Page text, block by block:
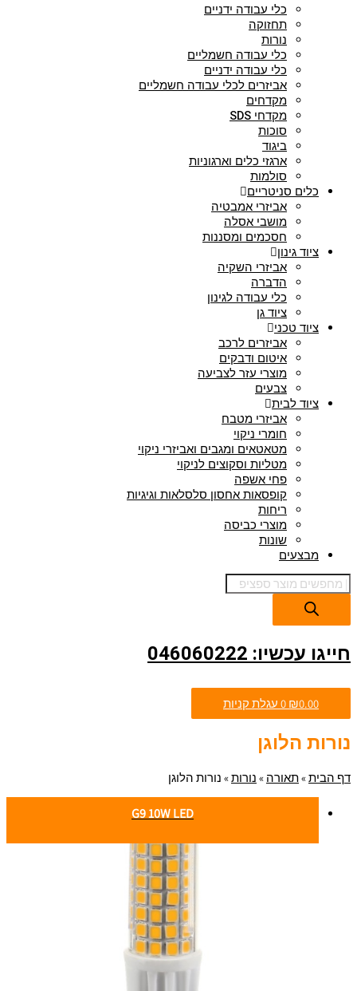
כלי עבודה ידניים
תחזוקה
נורות
כלי עבודה חשמליים
כלי עבודה ידניים
אביזרים לכלי עבודה חשמליים
מקדחים
מקדחי SDS
סוכות
ביגוד
ארגזי כלים וארגוניות
סולמות
כלים סניטריים
אביזרי אמבטיה
מושבי אסלה
חסכמים ומסננות
ציוד גינון
אביזרי השקיה
הדברה
כלי עבודה לגינון
ציוד גן
ציוד טכני
אביזרים לרכב
איטום ודבקים
מוצרי עזר לצביעה
צבעים
ציוד לבית
אביזרי מטבח
חומרי ניקוי
מטאטאים ומגבים ואביזרי ניקוי
מטליות וסקוצים לניקוי
פחי אשפה
קופסאות אחסון סלסלאות וגיגיות
ריחות
מוצרי כביסה
שונות
מבצעים
חייגו עכשיו: 046060222
₪0.00
0 עגלת קניות
נורות הלוגן
דף הבית»תאורה » נורות» נורות הלוגן
G9 10W LED